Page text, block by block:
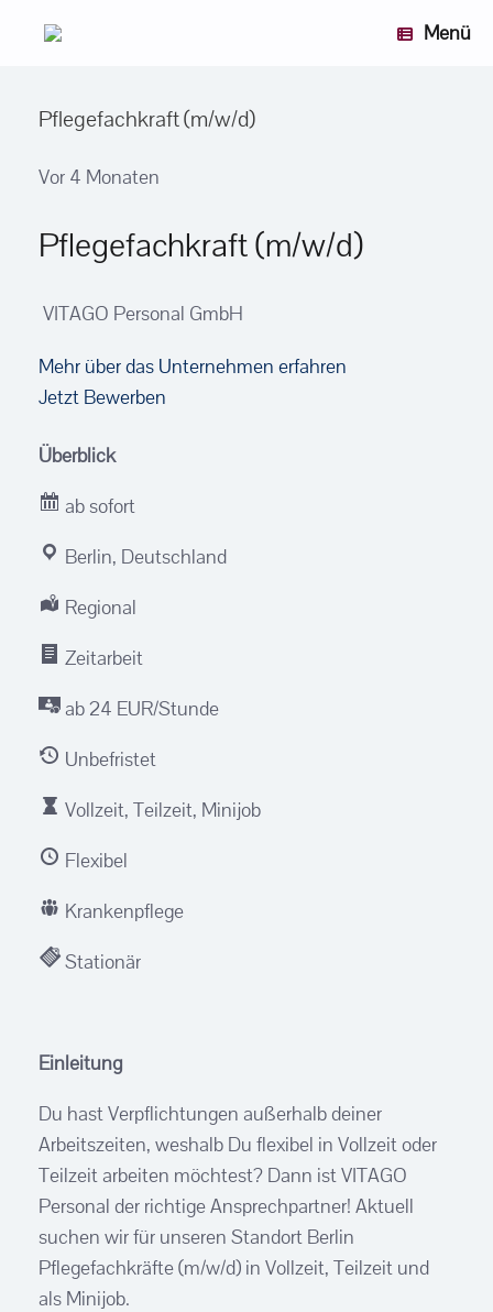
Menü
Pflegefachkraft (m/w/d)
Vor 4 Monaten
Pflegefachkraft (m/w/d)
VITAGO Personal GmbH
Mehr über das Unternehmen erfahren
Jetzt Bewerben
Überblick
ab sofort
Berlin, Deutschland
Regional
Zeitarbeit
ab 24 EUR/Stunde
Unbefristet
Vollzeit, Teilzeit, Minijob
Flexibel
Krankenpflege
Stationär
Einleitung
Du hast Verpflichtungen außerhalb deiner
Arbeitszeiten, weshalb Du flexibel in Vollzeit oder
Teilzeit arbeiten möchtest? Dann ist VITAGO
Personal der richtige Ansprechpartner! Aktuell
suchen wir für unseren Standort Berlin
Pflegefachkräfte (m/w/d) in Vollzeit, Teilzeit und
als Minijob.